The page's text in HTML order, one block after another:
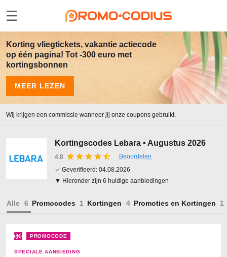
Korting vliegtickets, vakantie actiecode
op één pagina! Tot -300 euro met
kortingsbonnen
MEER LEZEN
Wij krijgen een commissie wanneer jij onze coupons gebruikt.
Kortingscodes Lebara • Augustus 2026
4.8
Beoordelen
✓ Geverifieerd: 04.08.2026
▼ Hieronder zijn 6 huidige aanbiedingen
Alle Promocodes Kortingen Promoties en Kortingen
PROMOCODE
SPECIALE AANBIEDING